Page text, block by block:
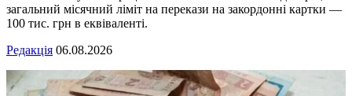
загальний місячний ліміт на перекази на закордонні картки —
100 тис. грн в еквіваленті.
Редакція 06.08.2026